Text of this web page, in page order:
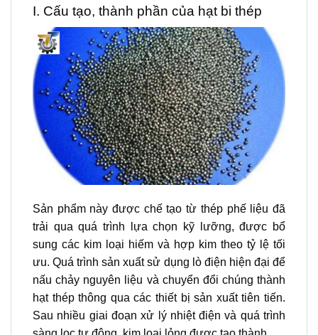
I. Cấu tạo, thành phần của hạt bi thép
Sản phẩm này được chế tạo từ thép phế liệu đã
trải qua quá trình lựa chọn kỹ lưỡng, được bổ
sung các kim loại hiếm và hợp kim theo tỷ lệ tối
ưu. Quá trình sản xuất sử dụng lò điện hiện đại để
nấu chảy nguyên liệu và chuyển đổi chúng thành
hạt thép thông qua các thiết bị sản xuất tiên tiến.
Sau nhiều giai đoạn xử lý nhiệt điện và quá trình